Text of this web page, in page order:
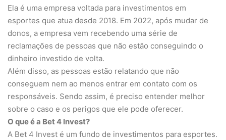
Ela é uma empresa voltada para investimentos em
esportes que atua desde 2018. Em 2022, após mudar de
donos, a empresa vem recebendo uma série de
reclamações de pessoas que não estão conseguindo o
dinheiro investido de volta.
Além disso, as pessoas estão relatando que não
conseguem nem ao menos entrar em contato com os
responsáveis. Sendo assim, é preciso entender melhor
sobre o caso e os perigos que ele pode oferecer.
O que é a Bet 4 Invest?
A Bet 4 Invest é um fundo de investimentos para esportes.